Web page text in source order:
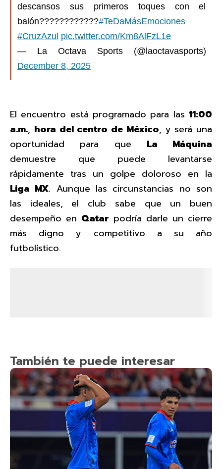
descansos sus primeros toques con el
balón????????????#TeDaMásEmociones
#CruzAzul pic.twitter.com/Km8AlFzL1e
— La Octava Sports (@laoctavasports)
December 8, 2025
El encuentro está programado para las 11:00
a.m., hora del centro de México, y será una
oportunidad para que La Máquina
demuestre que puede levantarse
rápidamente tras un golpe doloroso en la
Liga MX. Aunque las circunstancias no son
las ideales, el club sabe que un buen
desempeño en Qatar podría darle un cierre
más digno y competitivo a su año
futbolístico.
También te puede interesar